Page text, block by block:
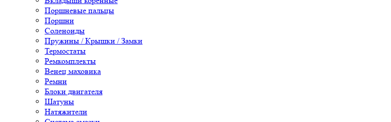
Поршневые пальцы
Поршни
Соленоиды
Пружины / Крышки / Замки
Термостаты
Ремкомплекты
Венец маховика
Ремни
Блоки двигателя
Шатуны
Натяжители